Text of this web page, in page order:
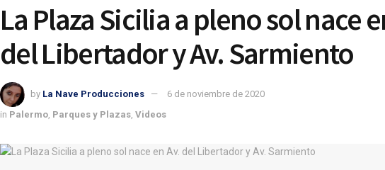
La Plaza Sicilia a pleno sol nace
del Libertador y Av. Sarmiento
by La Nave Producciones
6 de noviembre de 2020
in Palermo Parques y Plazas Videos
20:00